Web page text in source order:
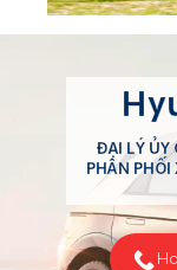
ĐẠI LÝ ỦY
PHÂN